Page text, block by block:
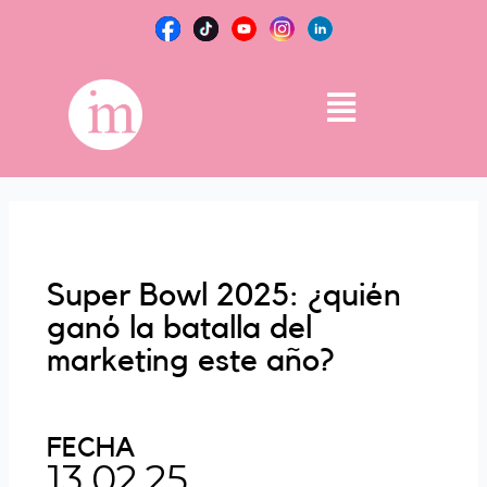
Main
Menu
Super Bowl 2025: ¿quién
ganó la batalla del
marketing este año?
FECHA